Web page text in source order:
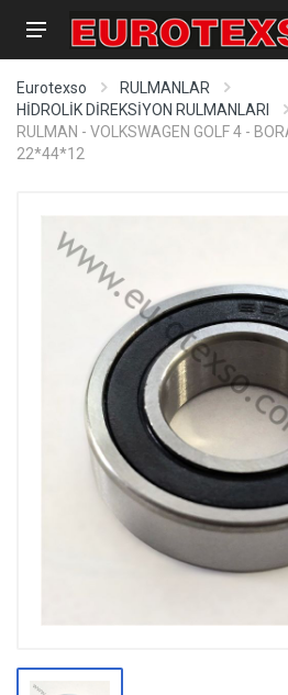
Eurotexso
RULMANLAR
HİDROLİK DİREKSİYON RULMANLARI
RULMAN - VOLKSWAGEN GOLF 4 -
22*44*12